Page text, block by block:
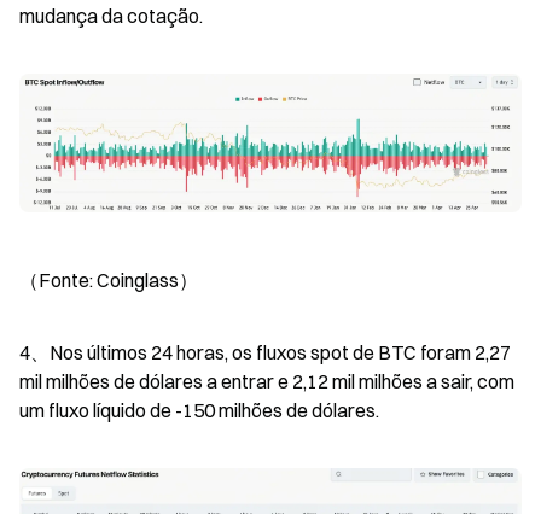
mudança da cotação.
（Fonte: Coinglass）
4、Nos últimos 24 horas, os fluxos spot de BTC foram 2,27
mil milhões de dólares a entrar e 2,12 mil milhões a sair, com
um fluxo líquido de -150 milhões de dólares.